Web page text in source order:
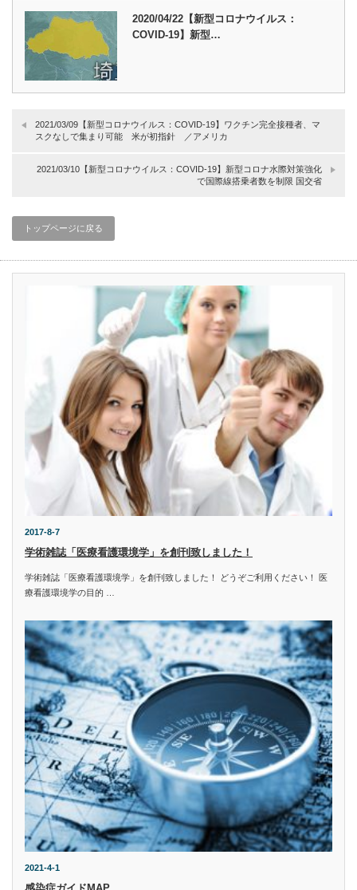
2020/04/22【新型コロナウイルス：
COVID-19】新型…
2021/03/09【新型コロナウイルス：COVID-19】ワクチン完全接種者、マ
スクなしで集まり可能 米が初指針 ／アメリカ
2021/03/10【新型コロナウイルス：COVID-19】新型コロナ水際対策強化
で国際線搭乗者数を制限 国交省
トップページに戻る
2017-8-7
学術雑誌「医療看護環境学」を創刊致しました！
学術雑誌「医療看護環境学」を創刊致しました！ どうぞご利用ください！ 医
療看護環境学の目的 …
2021-4-1